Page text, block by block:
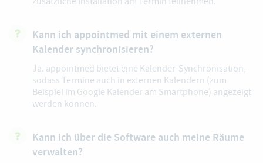
Kann ich appointmed mit einem externen
Kalender synchronisieren?
Ja. appointmed bietet eine Kalender-Synchronisation,
sodass Termine auch in externen Kalendern (zum
Beispiel im Google Kalender am Smartphone) angezeigt
werden können.
Kann ich über die Software auch meine Räume
verwalten?